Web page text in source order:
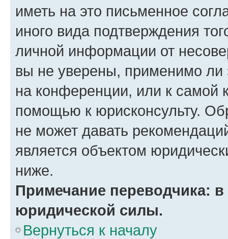
иметь на это письменное
иного вида подтверждения
личной информации от
вы не уверены, применимо ли
на конференции, или к самой
помощью к юрисконсульту.
не может давать
является объектом
ниже.
Примечание переводчика:
юридической силы.
Вернуться к началу